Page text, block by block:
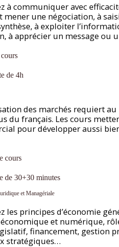
à communiquer avec
une négociation, à
à exploiter
à apprécier un message ou
de 4h
des marchés requiert
du français. Les cours
pour développer aussi
cours
de 30+30 minutes
et Managériale
les principes d’économie
et numérique,
financement, gestion
stratégiques…